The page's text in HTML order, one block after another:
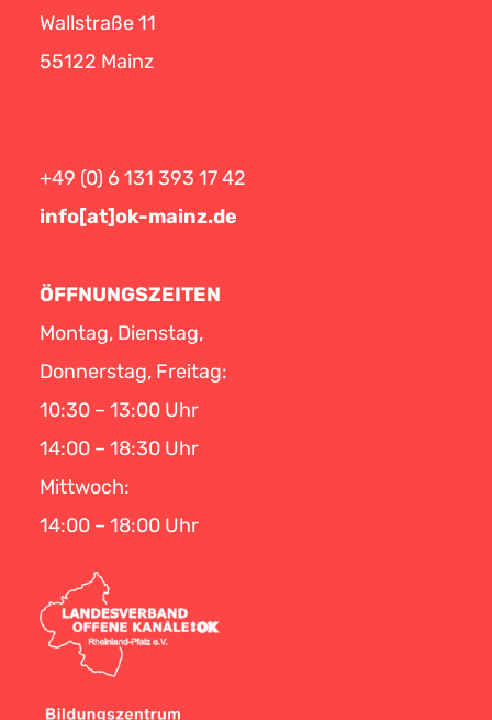
Wallstraße 11
55122 Mainz
+49 (0) 6 131 393 17 42
info[at]ok-mainz.de
ÖFFNUNGSZEITEN
Montag, Dienstag,
Donnerstag, Freitag:
10:30 – 13:00 Uhr
14:00 – 18:30 Uhr
Mittwoch:
14:00 – 18:00 Uhr